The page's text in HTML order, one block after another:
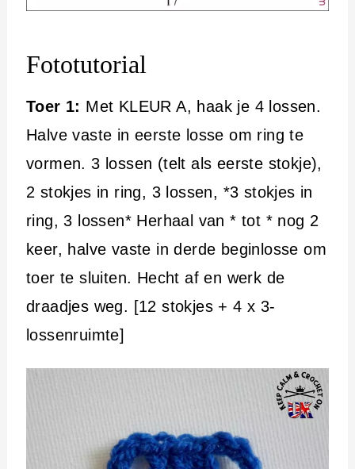
Fototutorial
Toer 1: Met KLEUR A, haak je 4 lossen.
Halve vaste in eerste losse om ring te
vormen. 3 lossen (telt als eerste stokje),
2 stokjes in ring, 3 lossen, *3 stokjes in
ring, 3 lossen* Herhaal van * tot * nog 2
keer, halve vaste in derde beginlosse om
toer te sluiten. Hecht af en werk de
draadjes weg. [12 stokjes + 4 x 3-
lossenruimte]